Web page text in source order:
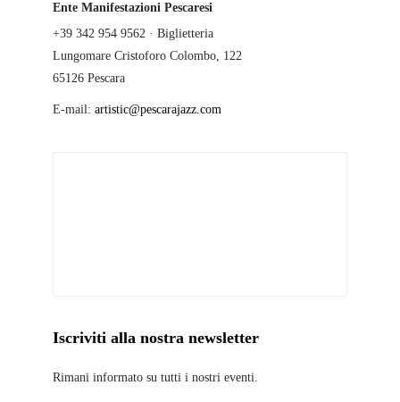
Ente Manifestazioni Pescaresi
+39 342 954 9562 · Biglietteria
Lungomare Cristoforo Colombo, 122
65126 Pescara
E-mail: artistic@pescarajazz.com
Iscriviti alla nostra newsletter
Rimani informato su tutti i nostri eventi.